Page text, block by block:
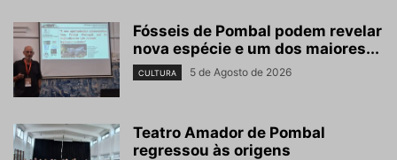
Fósseis de Pombal podem revelar
nova espécie e um dos maiores...
CULTURA 5 de Agosto de 2026
Teatro Amador de Pombal
regressou às origens